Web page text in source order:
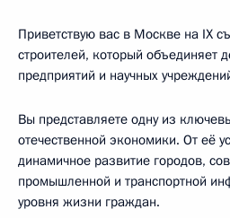
Приветствую вас в Москве на IX
строителей, который объединяет
предприятий и научных
Вы представляете одну из
отечественной экономики. От её
динамичное развитие городов,
промышленной и транспортной
уровня жизни граждан.